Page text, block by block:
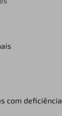
com deficiência